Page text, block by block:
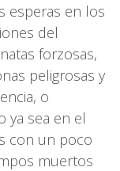
esperas en los
del
forzosas,
peligrosas y
o
ya sea en el
con un poco
muertos